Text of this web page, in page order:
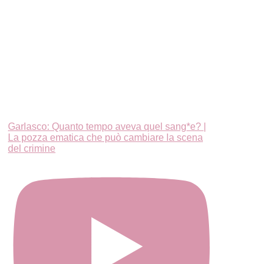
Garlasco: Quanto tempo aveva quel sang*e? |
La pozza ematica che può cambiare la scena
del crimine